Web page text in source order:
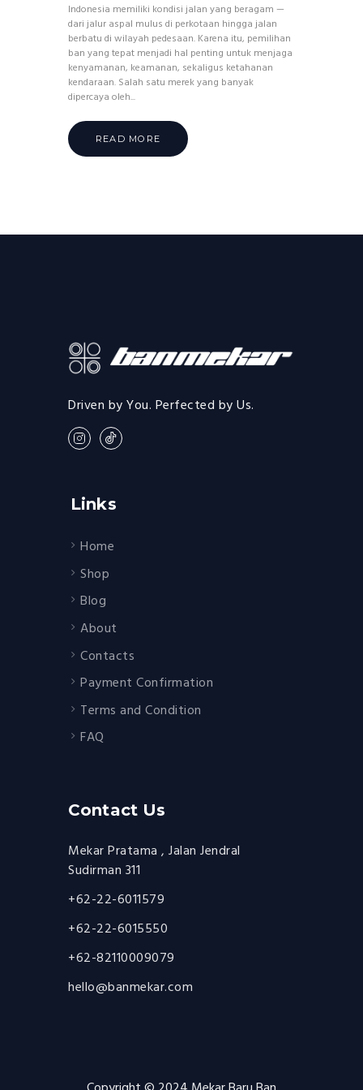
Indonesia memiliki kondisi jalan yang beragam —
dari jalur aspal mulus di perkotaan hingga jalan
berbatu di wilayah pedesaan. Karena itu, pemilihan
ban yang tepat menjadi hal penting untuk menjaga
kenyamanan, keamanan, sekaligus ketahanan
kendaraan. Salah satu merek yang banyak
dipercaya oleh...
READ MORE
Driven by You. Perfected by Us.
Links
Home
Shop
Blog
About
Contacts
Payment Confirmation
Terms and Condition
FAQ
Contact Us
Mekar Pratama , Jalan Jendral
Sudirman 311
+62-22-6011579
+62-22-6015550
+62-82110009079
hello@banmekar.com